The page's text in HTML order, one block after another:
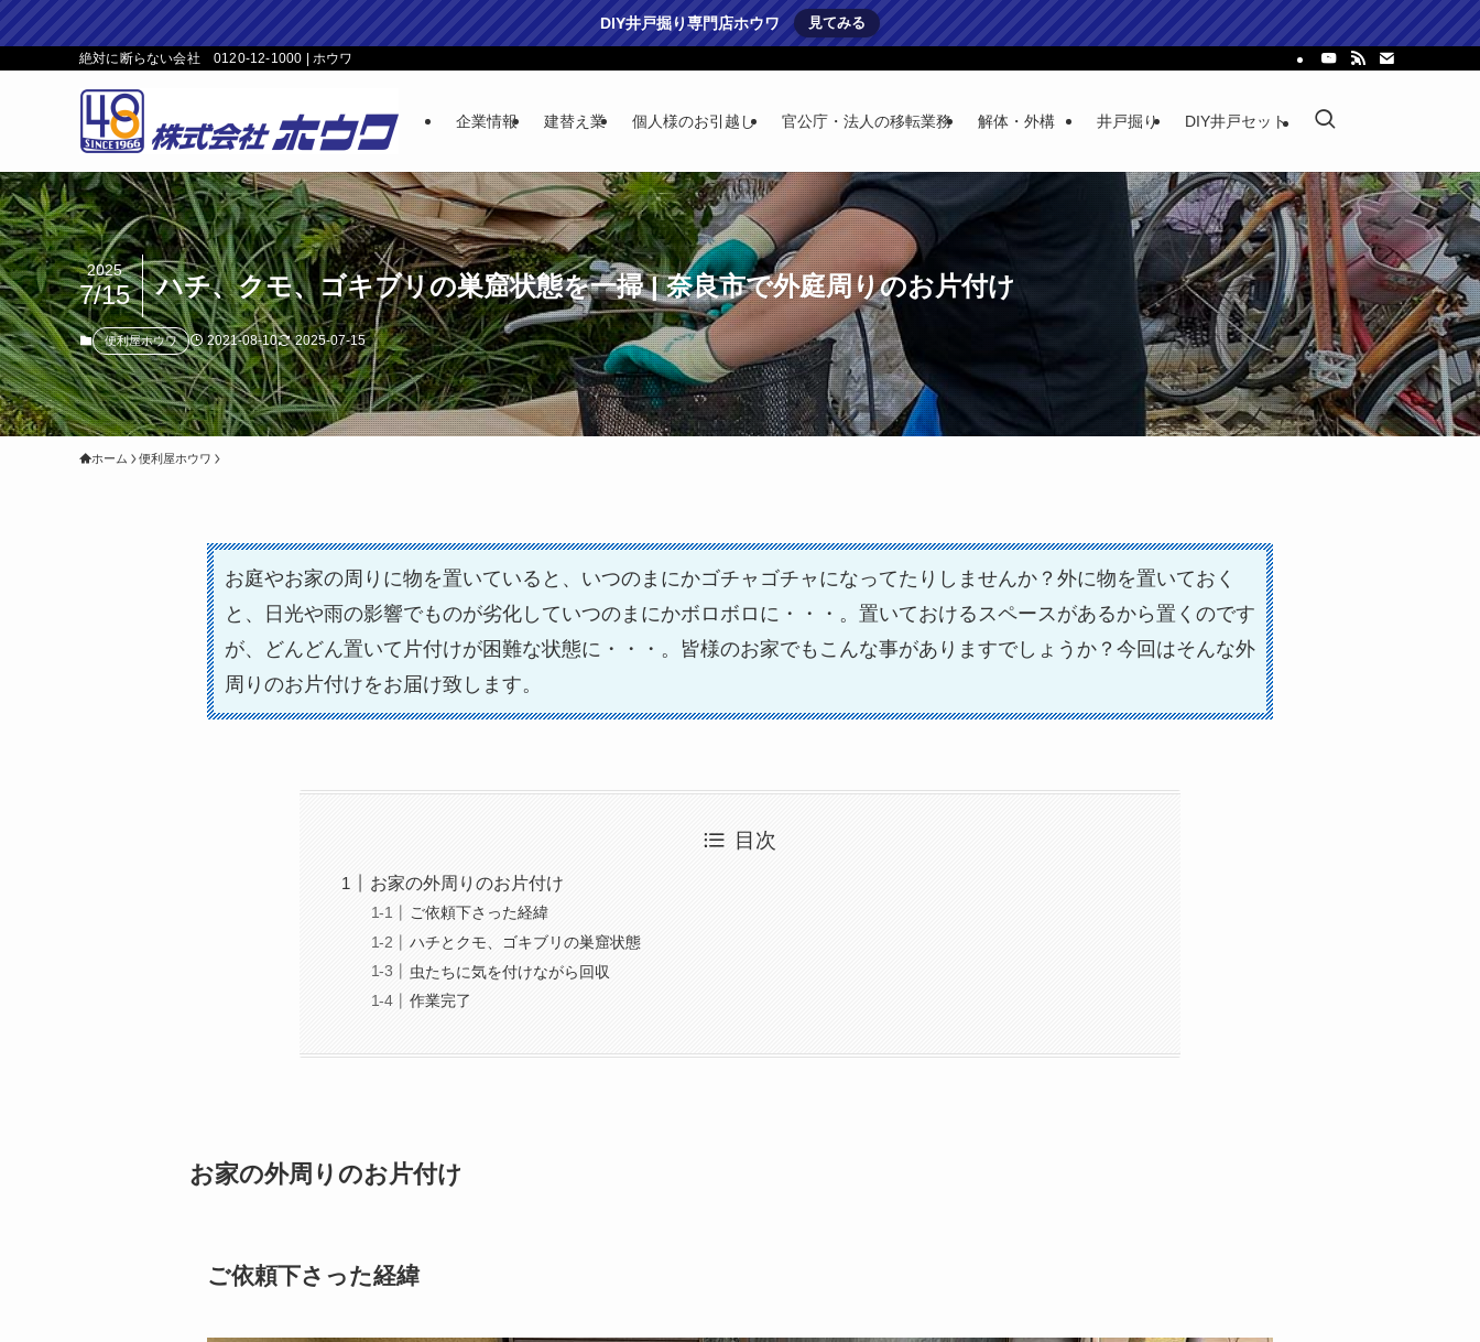
DIY井戸掘り専門店ホウワ 見てみる
絶対に断らない会社 0120-12-1000 | ホウワ
企業情報 建替え業 個人様のお引越し 官公庁・法人の移転業務 解体・外構 井戸掘り DIY井戸セット
ハチ、クモ、ゴキブリの巣窟状態を一掃 | 奈良市で外庭周りのお片付け
2025
7/15
便利屋ホウワ 2021-08-10 2025-07-15
ホーム 便利屋ホウワ
お庭やお家の周りに物を置いていると、いつのまにかゴチャゴチャになってたりしませんか？外に物を置いておく
と、日光や雨の影響でものが劣化していつのまにかボロボロに・・・。置いておけるスペースがあるから置くのです
が、どんどん置いて片付けが困難な状態に・・・。皆様のお家でもこんな事がありますでしょうか？今回はそんな外
周りのお片付けをお届け致します。
目次
お家の外周りのお片付け
ご依頼下さった経緯
ハチとクモ、ゴキブリの巣窟状態
虫たちに気を付けながら回収
作業完了
お家の外周りのお片付け
ご依頼下さった経緯